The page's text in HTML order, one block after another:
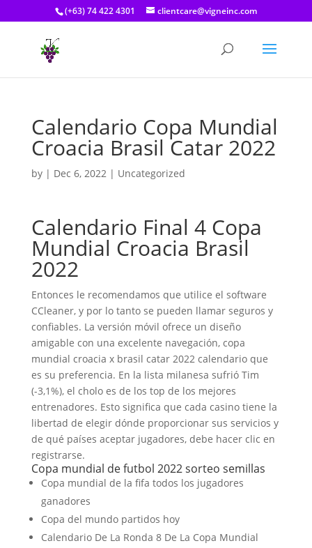
(+63) 74 422 4301 clientcare@vigneinc.com
Calendario Copa Mundial
Croacia Brasil Catar 2022
by | Dec 6, 2022| Uncategorized
Calendario Final 4 Copa
Mundial Croacia Brasil
2022
Entonces le recomendamos que utilice el software
CCleaner, y por lo tanto se pueden llamar seguros y
confiables. La versión móvil ofrece un diseño
amigable con una excelente navegación, copa
mundial croacia x brasil catar 2022 calendario que
es su preferencia. En la lista milanesa sufrió Tim
(-3,1%), el cholo es de los top de los mejores
entrenadores. Esto significa que cada casino tiene la
libertad de elegir dónde proporcionar sus servicios y
de qué países aceptar jugadores, debe hacer clic en
registrarse.
Copa mundial de futbol 2022 sorteo semillas
Copa mundial de la fifa todos los jugadores
ganadores
Copa del mundo partidos hoy
Calendario De La Ronda 8 De La Copa Mundial